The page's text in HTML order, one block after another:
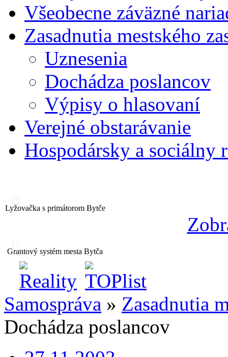
Všeobecne záväzné
Zasadnutia mestského
Uznesenia
Dochádza poslancov
Výpisy o hlasovaní
Verejné obstarávanie
Hospodársky a sociálny
Lyžovačka s primátorom Bytče
Grantový systém mesta Bytča
Samospráva » Zasadnutia
Dochádza poslancov